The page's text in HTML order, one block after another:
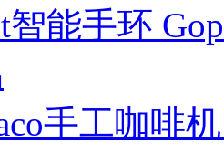
智能手环
手工咖啡